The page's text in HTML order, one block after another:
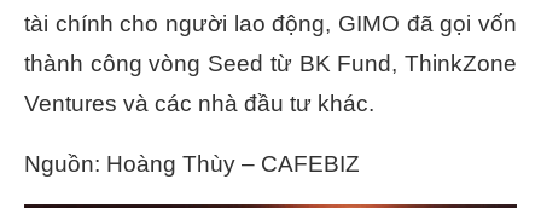
tài chính cho người lao động, GIMO đã gọi vốn
thành công vòng Seed từ BK Fund, ThinkZone
Ventures và các nhà đầu tư khác.
Nguồn: Hoàng Thùy – CAFEBIZ